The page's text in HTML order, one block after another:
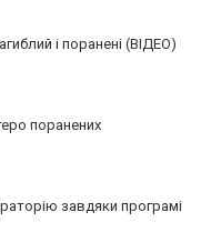
і поранені (ВІДЕО)
поранених
завдяки програмі